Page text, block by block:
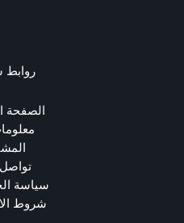
روابط
الصفحة
سياسة
شروط